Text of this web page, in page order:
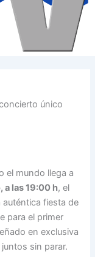
único
el mundo llega a
a las 19:00 h, el
fiesta de
para el primer
en exclusiva
sin parar.